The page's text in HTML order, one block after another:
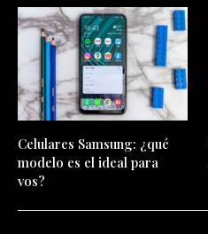
Celulares Samsung: ¿qué
modelo es el ideal para
vos?